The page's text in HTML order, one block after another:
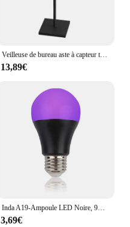
Veilleuse de bureau aste à capteur tactile LED, lampe de lecture sans fil, lampe de table, restaurant, hôtel, bar, décoration de chambre à coucher
13,89€
Inda A19-Ampoule LED Noire, 9W, 395NM, Angle de ix, Globe Décoratif, Faisceau UV dans le Maquillage, Coque Blanche/Noire
3,69€